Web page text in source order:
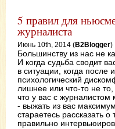
5 правил для
журналиста
Июнь 10th, 2014 (B2Blogger)
Большинству из нас не
И когда судьба сводит
в ситуации, когда после
психологический
лишнее или что-то не
что у вас с журналистом
- выжать из вас
стараетесь рассказать
правильно